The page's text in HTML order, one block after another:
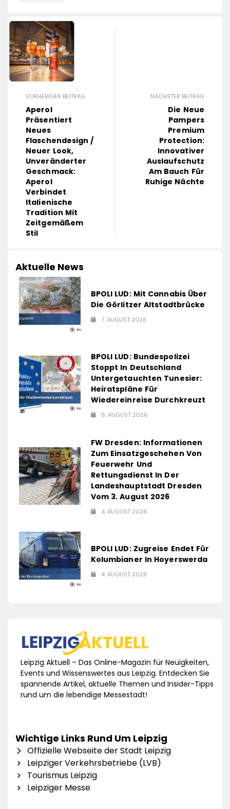
VORHERIGER BEITRAG
Aperol
Präsentiert
Neues
Flaschendesign /
Neuer Look,
Unveränderter
Geschmack:
Aperol
Verbindet
Italienische
Tradition Mit
Zeitgemäßem
Stil
NÄCHSTER BEITRAG
Die Neue
Pampers
Premium
Protection:
Innovativer
Auslaufschutz
Am Bauch Für
Ruhige Nächte
Aktuelle News
BPOLI LUD: Mit Cannabis Über
Die Görlitzer Altstadtbrücke
7. AUGUST 2026
BPOLI LUD: Bundespolizei
Stoppt In Deutschland
Untergetauchten Tunesier:
Heiratspläne Für
Wiedereinreise Durchkreuzt
6. AUGUST 2026
FW Dresden: Informationen
Zum Einsatzgeschehen Von
Feuerwehr Und
Rettungsdienst In Der
Landeshauptstadt Dresden
Vom 3. August 2026
4. AUGUST 2026
BPOLI LUD: Zugreise Endet Für
Kolumbianer In Hoyerswerda
4. AUGUST 2026
Leipzig Aktuell – Das Online-Magazin für Neuigkeiten,
Events und Wissenswertes aus Leipzig. Entdecken Sie
spannende Artikel, aktuelle Themen und Insider-Tipps
rund um die lebendige Messestadt!
Wichtige Links Rund Um Leipzig
Offizielle Webseite der Stadt Leipzig
Leipziger Verkehrsbetriebe (LVB)
Tourismus Leipzig
Leipziger Messe